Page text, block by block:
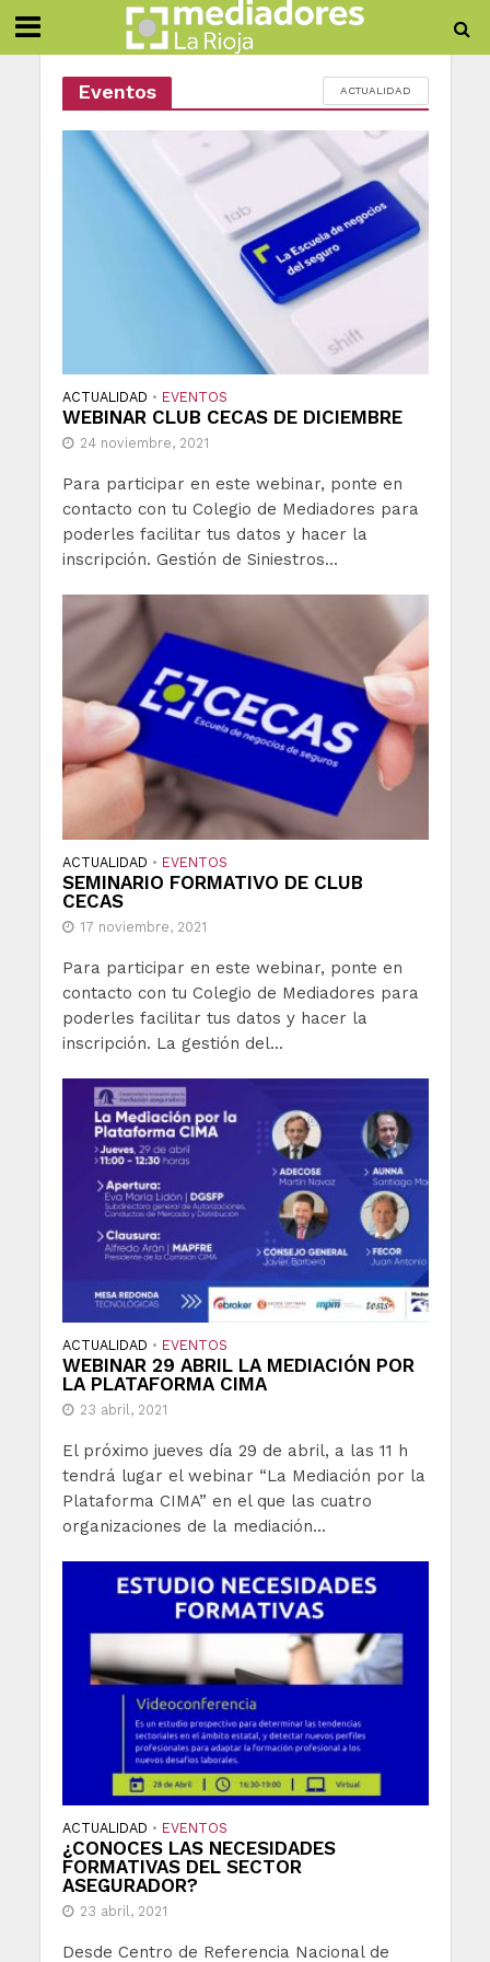
Eventos ACTUALIDAD
ACTUALIDAD • EVENTOS
WEBINAR CLUB CECAS DE DICIEMBRE
24 noviembre, 2021
Para participar en este webinar, ponte en
contacto con tu Colegio de Mediadores para
poderles facilitar tus datos y hacer la
inscripción. Gestión de Siniestros...
ACTUALIDAD • EVENTOS
SEMINARIO FORMATIVO DE CLUB
CECAS
17 noviembre, 2021
Para participar en este webinar, ponte en
contacto con tu Colegio de Mediadores para
poderles facilitar tus datos y hacer la
inscripción. La gestión del...
ACTUALIDAD • EVENTOS
WEBINAR 29 ABRIL LA MEDIACIÓN POR
LA PLATAFORMA CIMA
23 abril, 2021
El próximo jueves día 29 de abril, a las 11 h
tendrá lugar el webinar “La Mediación por la
Plataforma CIMA” en el que las cuatro
organizaciones de la mediación...
ACTUALIDAD • EVENTOS
¿CONOCES LAS NECESIDADES
FORMATIVAS DEL SECTOR
ASEGURADOR?
23 abril, 2021
Desde Centro de Referencia Nacional de